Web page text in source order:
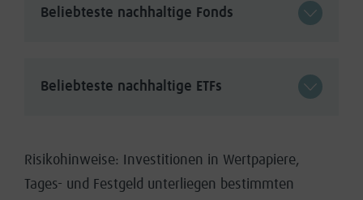
Beliebteste nachhaltige Fonds
Beliebteste nachhaltige ETFs
Risikohinweise: Investitionen in Wertpapiere,
Tages- und Festgeld unterliegen bestimmten